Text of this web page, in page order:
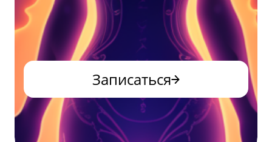
Записаться